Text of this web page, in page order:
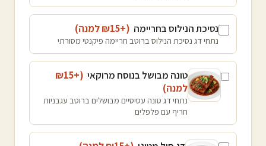
נסיכת הנילוס בחריימה (+₪
15 למנה)
נתחי דג נסיכת הנילוס ברוטב חריימה פיקנטי מסורתי
טונה מבושל בנוסח מרוקאי (+₪
15
למנה)
נתחי דג טונה עסיסיים מבושלים ברוטב עגבניות
חריף עם פלפלים